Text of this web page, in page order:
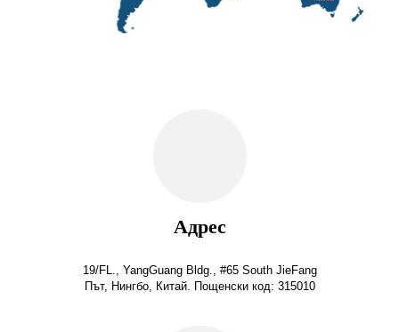
Адрес
19/FL., YangGuang Bldg., #65 South JieFang
Път, Нингбо, Китай. Пощенски код: 315010